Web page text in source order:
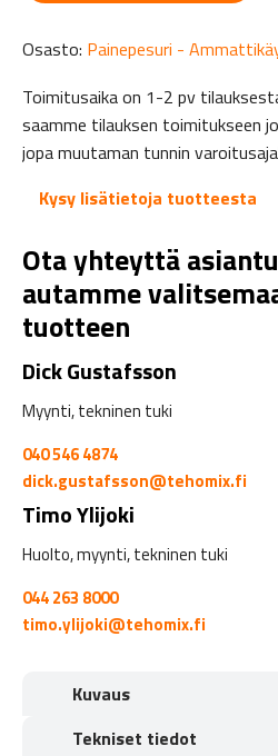
Osasto: Painepesuri -
Toimitusaika on 1-2 pv
saamme tilauksen toimitukseen
jopa muutaman tunnin
Kysy lisätietoja tuotteesta
Ota yhteyttä
autamme
tuotteen
Dick Gustafsson
Myynti, tekninen tuki
040 546 4874
dick.gustafsson@tehomix.fi
Timo Ylijoki
Huolto, myynti, tekninen tuki
044 263 8000
timo.ylijoki@tehomix.fi
Kuvaus
Tekniset tiedot